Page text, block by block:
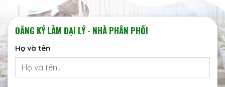
ĐĂNG KÝ LÀM ĐẠI LÝ - NHÀ PHÂN PHỐI
Họ và tên